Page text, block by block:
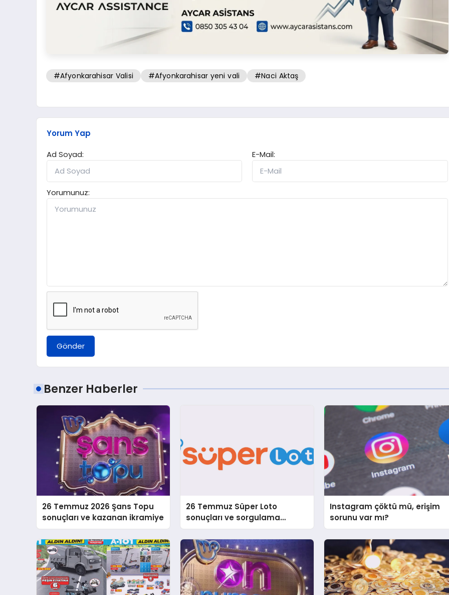
#Afyonkarahisar Valisi #Afyonkarahisar yeni vali #Naci Aktaş
Yorum Yap
Ad Soyad:
E-Mail:
Yorumunuz:
Gönder
Benzer Haberler
26 Temmuz 2026 Şans Topu
sonuçları ve kazanan ikramiye
26 Temmuz Süper Loto
sonuçları ve sorgulama
bilgileri
Instagram çöktü mü, erişim
sorunu var mı?